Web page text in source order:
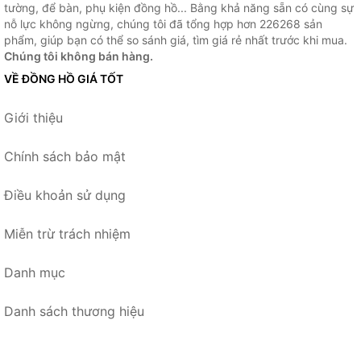
tường, để bàn, phụ kiện đồng hồ... Bằng khả năng sẵn có cùng sự
nỗ lực không ngừng, chúng tôi đã tổng hợp hơn 226268 sản
phẩm, giúp bạn có thể so sánh giá, tìm giá rẻ nhất trước khi mua.
Chúng tôi không bán hàng.
VỀ ĐỒNG HỒ GIÁ TỐT
Giới thiệu
Chính sách bảo mật
Điều khoản sử dụng
Miễn trừ trách nhiệm
Danh mục
Danh sách thương hiệu